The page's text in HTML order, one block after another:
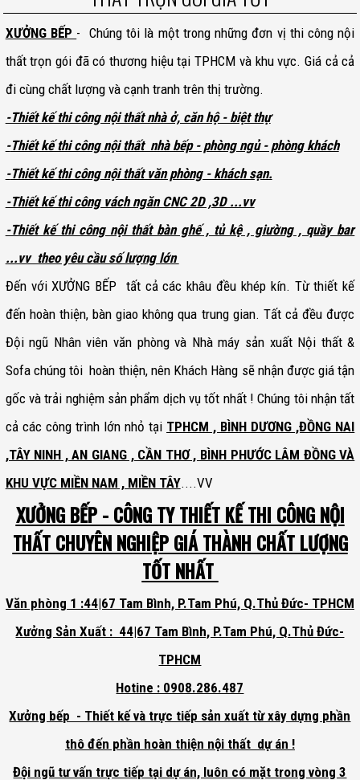
XƯỞNG BẾP - Chúng tôi là một trong những đơn vị thi công nội
thất trọn gói đã có thương hiệu tại TPHCM và khu vực. Giá cả cả
đi cùng chất lượng và cạnh tranh trên thị trường.
-Thiết kế thi công nội thất nhà ở, căn hộ - biệt thự
-Thiết kế thi côngnội thất nhà bếp - phòng ngủ - phòng khách
-Thiết kế thi côngnội thất văn phòng - khách sạn.
-Thiết kế thi công vách ngăn CNC 2D ,3D ...vv
-Thiết kế thi công nội thất bàn ghế , tủ kệ , giường , quầy bar
...vv theo yêu cầu số lượng lớn
Đến với XƯỞNG BẾP tất cả các khâu đều khép kín. Từ thiết kế
đến hoàn thiện, bàn giao không qua trung gian. Tất cả đều được
Đội ngũ Nhân viên văn phòng và Nhà máy sản xuất Nội thất &
Sofa chúng tôi hoàn thiện, nên Khách Hàng sẽ nhận được giá tận
gốc và trải nghiệm sản phẩm dịch vụ tốt nhất ! Chúng tôi nhận tất
cả các công trình lớn nhỏ tại TPHCM , BÌNH DƯƠNG ,ĐỒNG NAI
,TÂY NINH , AN GIANG , CẦN THƠ , BÌNH PHƯỚC LÂM ĐỒNG VÀ
KHU VỰC MIỀN NAM , MIỀN TÂY....VV
XƯỞNG BẾP - CÔNG TY THIẾT KẾ THI CÔNG NỘI
THẤT CHUYÊN NGHIỆP GIÁ THÀNH CHẤT LƯỢNG
TỐT NHẤT
Văn phòng 1 :44|67 Tam Bình, P.Tam Phú, Q.Thủ Đức- TPHCM
Xưởng Sản Xuất : 44|67 Tam Bình, P.Tam Phú, Q.Thủ Đức-
TPHCM
Hotine : 0908.286.487
Xưởng bếp - Thiết kế và trực tiếp sản xuất từ xây dựng phần
thô đến phần hoàn thiện nội thất dự án !
Đội ngũ tư vấn trực tiếp tại dự án, luôn có mặt trong vòng 3